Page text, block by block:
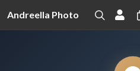
Andreella Photo